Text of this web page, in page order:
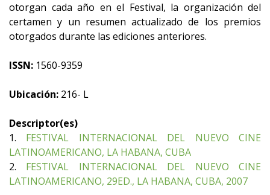
otorgan cada año en el Festival, la organización del
certamen y un resumen actualizado de los premios
otorgados durante las ediciones anteriores.
ISSN: 1560-9359
Ubicación: 216- L
Descriptor(es)
1. FESTIVAL INTERNACIONAL DEL NUEVO CINE
LATINOAMERICANO, LA HABANA, CUBA
2. FESTIVAL INTERNACIONAL DEL NUEVO CINE
LATINOAMERICANO, 29ED., LA HABANA, CUBA, 2007